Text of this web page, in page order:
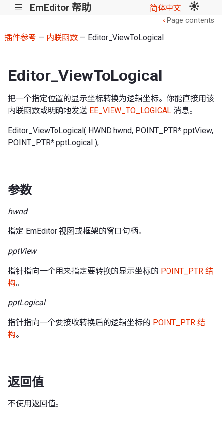
||| EmEditor 帮助 简体中文
插件参考 — 内联函数— Editor_ViewToLogical
Editor_ViewToLogical
把一个指定位置的显示坐标转换为逻辑坐标。你能直接用该
内联函数或明确地发送 EE_VIEW_TO_LOGICAL 消息。
Editor_ViewToLogical( HWND hwnd, POINT_PTR* pptView,
POINT_PTR* pptLogical );
参数
hwnd
指定 EmEditor 视图或框架的窗口句柄。
pptView
指针指向一个用来指定要转换的显示坐标的 POINT_PTR 结
构。
pptLogical
指针指向一个要接收转换后的逻辑坐标的 POINT_PTR 结
构。
返回值
不使用返回值。
< Page contents